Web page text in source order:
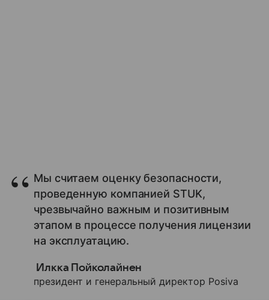
Мы считаем оценку безопасности,
проведенную компанией STUK,
чрезвычайно важным и позитивным
этапом в процессе получения лицензии
на эксплуатацию.
Илкка Пойколайнен
президент и генеральный директор Posiva